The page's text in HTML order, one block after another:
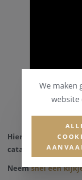
Hierbij presenteren
catalogus 2014-
Neemsnel een
We maken
website